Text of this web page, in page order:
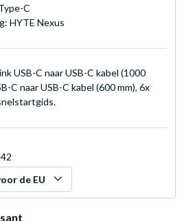
C
HYTE Nexus
USB-C naar USB-C kabel (1000
C naar USB-C kabel (600 mm), 6x
de EU